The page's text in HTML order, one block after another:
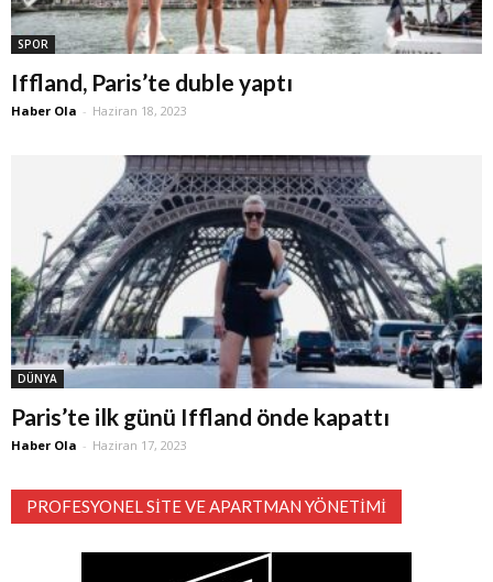
SPOR
Iffland, Paris’te duble yaptı
Haber Ola - Haziran 18, 2023
DÜNYA
Paris’te ilk günü Iffland önde kapattı
Haber Ola - Haziran 17, 2023
PROFESYONEL SITE VE APARTMAN YÖNETIMI